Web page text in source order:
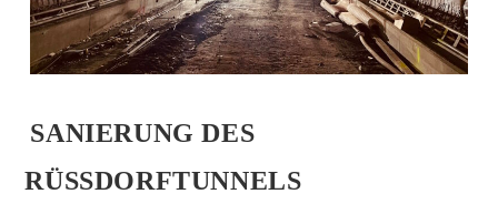
SANIERUNG DES
RÜSSDORFTUNNELS